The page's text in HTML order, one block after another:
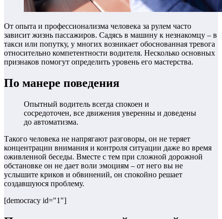
От опыта и профессионализма человека за рулем часто
зависит жизнь пассажиров. Садясь в машину к незнакомцу – в
такси или попутку, у многих возникает обоснованная тревога
относительно компетентности водителя. Несколько основных
признаков помогут определить уровень его мастерства.
По манере поведения
Опытный водитель всегда спокоен и
сосредоточен, все движения уверенны и доведены
до автоматизма.
Такого человека не напрягают разговоры, он не теряет
концентрации внимания и контроля ситуации даже во время
оживленной беседы. Вместе с тем при сложной дорожной
обстановке он не дает воли эмоциям – от него вы не
услышите криков и обвинений, он спокойно решает
создавшуюся проблему.
[democracy id="1"]